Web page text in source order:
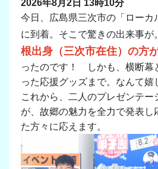
2026年8月2日 13時10分
今日、広島県三次市の「ローカ
に到着。そこで驚きの出来事が
根出身（三次市在住）の方
ったのです！ しかも、横断幕
った応援グッズまで。なんて嬉
これから、二人のプレゼンテー
が、故郷の魅力を全力で発表し
た方々に応えます。